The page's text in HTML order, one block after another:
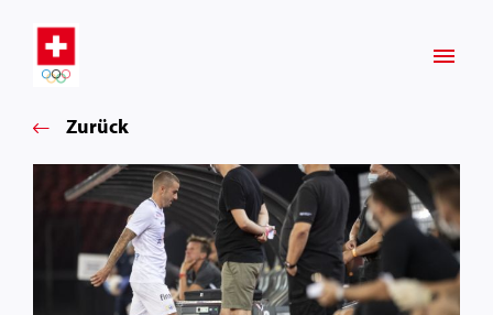
Zurück